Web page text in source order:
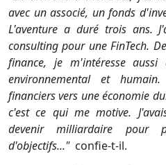
avec un associé, un fonds
L'aventure a duré trois ans.
consulting pour une FinTech.
finance, je m'intéresse
environnemental et
financiers vers une économie
c'est ce qui me motive.
devenir milliardaire pour
d'objectifs..."confie-t-il.